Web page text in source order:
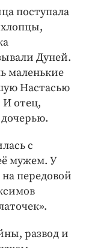
поступала
Дуней.
маленькие
Настасью
И отец,
с
мужем. У
передовой
развод и